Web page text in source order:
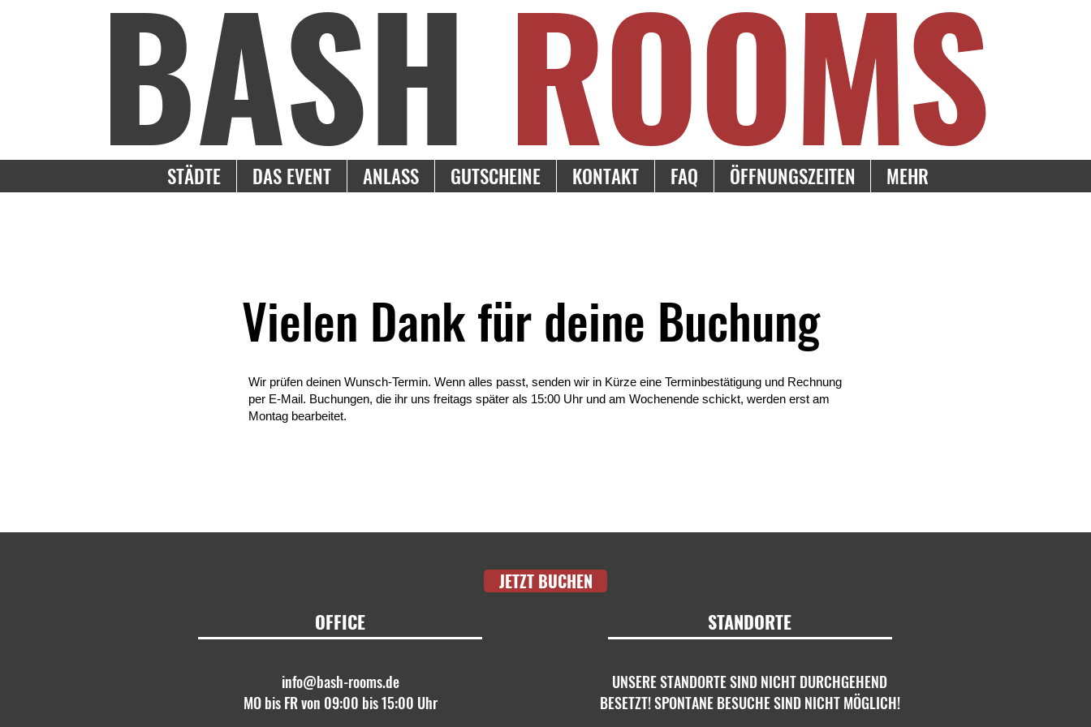
BASH ROOMS
STÄDTE DAS EVENT ANLASS GUTSCHEINE KONTAKT FAQ ÖFFNUNGSZEITEN MEHR
Vielen Dank für deine Buchung
Wir prüfen deinen Wunsch-Termin. Wenn alles passt, senden wir in Kürze eine Terminbestätigung und Rechnung
per E-Mail. Buchungen, die ihr uns freitags später als 15:00 Uhr und am Wochenende schickt, werden erst am
Montag bearbeitet.
JETZT BUCHEN
OFFICE
info@bash-rooms.de
MO bis FR von 09:00 bis 15:00 Uhr
STANDORTE
UNSERE STANDORTE SIND NICHT DURCHGEHEND
BESETZT! SPONTANE BESUCHE SIND NICHT MÖGLICH!